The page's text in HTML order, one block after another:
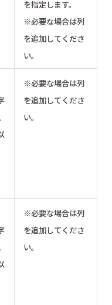
を指定します。
※必要な場合は列
を追加してくださ
い。
※必要な場合は列
を追加してくださ
い。
※必要な場合は列
を追加してくださ
い。